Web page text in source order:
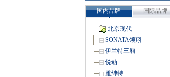
国内品牌 国际品牌
北京现代
SONATA领翔
伊兰特三厢
悦动
雅绅特